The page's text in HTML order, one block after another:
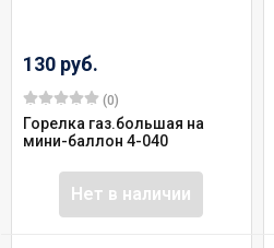
130 руб.
(0)
Горелка газ.большая на
мини-баллон 4-040
Нет в наличии